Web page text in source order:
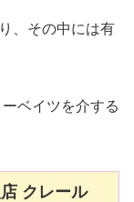
、その中には有
ベイツを介する
クレール